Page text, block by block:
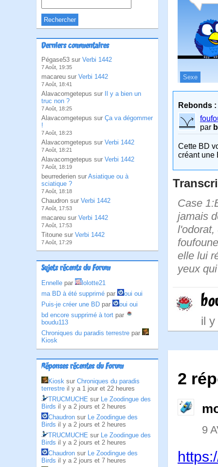
Derniers commentaires
Pégase53 sur Verbi 1442
7 Août, 19:35
macareu sur Verbi 1442
7 Août, 18:41
Alavacomgetepus sur
Il y a bien un
truc non ?
7 Août, 18:25
Alavacomgetepus sur Ça va dégommer
!
7 Août, 18:23
Alavacomgetepus sur Verbi 1442
7 Août, 18:21
Alavacomgetepus sur Verbi 1442
7 Août, 18:19
beurrederien sur Asiatique ou à
sciatique ?
7 Août, 18:18
Chaudron sur Verbi 1442
7 Août, 17:53
macareu sur Verbi 1442
7 Août, 17:53
Titoune sur Verbi 1442
7 Août, 17:29
Sujets récents du Forum
Ennelle par
lolotte21
ma BD à été supprimé par
oui oui
Puis-je créer une BD par
oui oui
bd encore supprimé à tort par
boudu113
Chroniques du paradis terrestre par
Kiosk
Réponses récentes du Forum
Kiosk sur Chroniques du paradis
terrestre il y a 1 jour et 22 heures
TRUCMUCHE sur Le Zoodingue des
Birds il y a 2 jours et 2 heures
Chaudron sur Le Zoodingue des
Birds il y a 2 jours et 2 heures
TRUCMUCHE sur Le Zoodingue des
Birds il y a 2 jours et 2 heures
Chaudron sur Le Zoodingue des
Birds il y a 2 jours et 7 heures
Sexe
Rebonds :
par
Cette BD
créant une
Case
jamais
l'odorat,
elle lui
yeux
il
2
9